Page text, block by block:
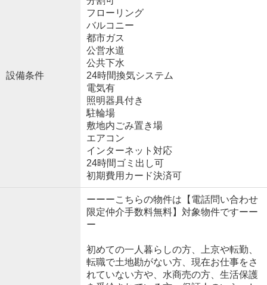
設備条件
フローリング
バルコニー
都市ガス
公営水道
公共下水
24時間換気システム
電気有
照明器具付き
駐輪場
敷地内ごみ置き場
エアコン
インターネット対応
24時間ゴミ出し可
初期費用カード決済可
ーーーこちらの物件は【電話問い合わせ
限定仲介手数料無料】対象物件ですーー
ー
初めての一人暮らしの方、上京や転勤、
転職で土地勘がない方、現在お仕事をさ
れていない方や、水商売の方、生活保護